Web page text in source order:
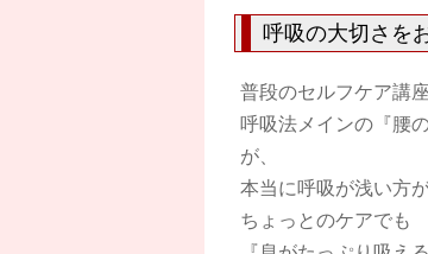
呼吸の大切さを
普段のセルフケア講
呼吸法メインの『腰
が、
本当に呼吸が浅い方が
ちょっとのケアでも